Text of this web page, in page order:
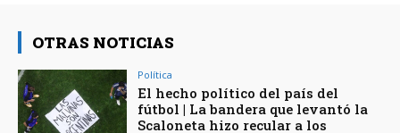
OTRAS NOTICIAS
Política
El hecho político del país del
fútbol | La bandera que levantó la
Scaloneta hizo recular a los